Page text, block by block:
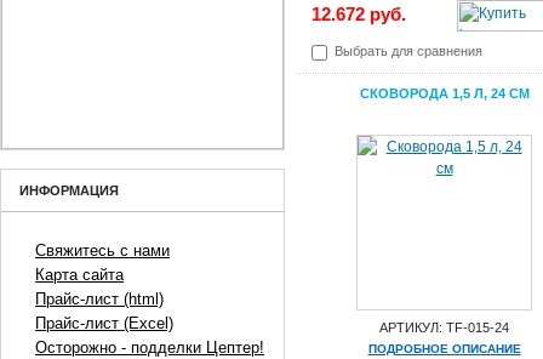
12.672 руб.
Выбрать для сравнения
СКОВОРОДА 1,5 Л, 24 СМ
АРТИКУЛ: TF-015-24
ПОДРОБНОЕ ОПИСАНИЕ
ИНФОРМАЦИЯ
Свяжитесь с нами
Карта сайта
Прайс-лист (html)
Прайс-лист (Excel)
Осторожно - подделки Цептер!